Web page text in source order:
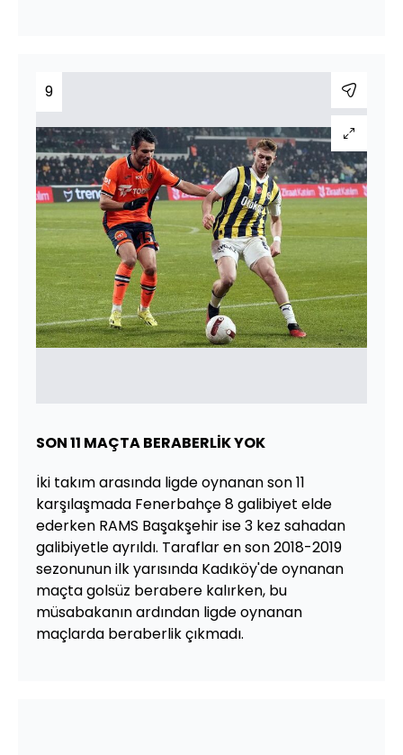
9
SON 11 MAÇTA BERABERLİK YOK
İki takım arasında ligde oynanan son 11
karşılaşmada Fenerbahçe 8 galibiyet elde
ederken RAMS Başakşehir ise 3 kez sahadan
galibiyetle ayrıldı. Taraflar en son 2018-2019
sezonunun ilk yarısında Kadıköy'de oynanan
maçta golsüz berabere kalırken, bu
müsabakanın ardından ligde oynanan
maçlarda beraberlik çıkmadı.